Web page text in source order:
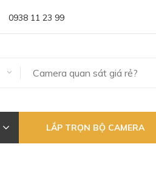
0938 11 23 99
LẮP TRỌN BỘ CAMERA